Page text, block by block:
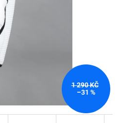
1 290 KČ
–31 %